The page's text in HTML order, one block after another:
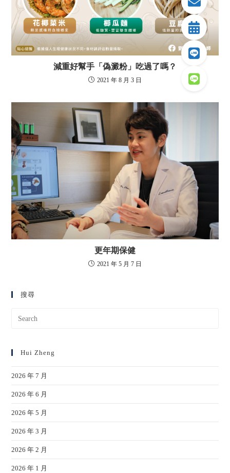
減重好幫手「偽澱粉」吃過了嗎？
2021 年 8 月 3 日
更年期保健
2021 年 5 月 7 日
搜尋
Hui Zheng
2026 年 7 月
2026 年 6 月
2026 年 5 月
2026 年 3 月
2026 年 2 月
2026 年 1 月